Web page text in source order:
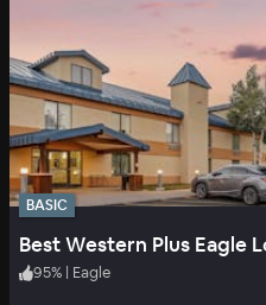
BASIC
Best Western Plus Eagle
95% | Eagle